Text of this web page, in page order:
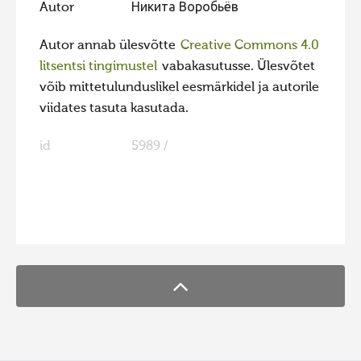
Kontakt
Autor Никита Воробьёв
Autor annab ülesvõtte Creative Commons 4.0
litsentsi tingimustel vabakasutusse. Ülesvõtet
võib mittetulunduslikel eesmärkidel ja autorile
viidates tasuta kasutada.
id 5989 /